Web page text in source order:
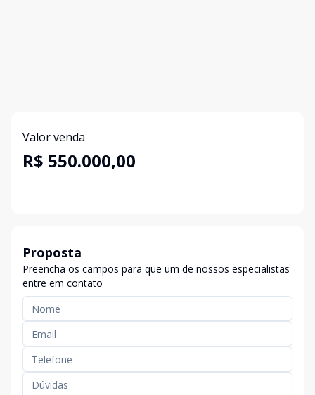
Valor venda
R$ 550.000,00
Proposta
Preencha os campos para que um de nossos especialistas
entre em contato